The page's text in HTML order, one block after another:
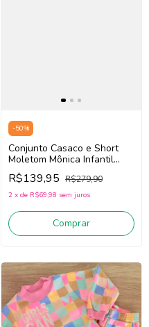
-50%
Conjunto Casaco e Short
Moletom Mônica Infantil
Menina Mon Sucré
208020010
(Marinho/Vermelho)
R$139,95 R$279,90
2 x de R$69,98 sem juros
Comprar